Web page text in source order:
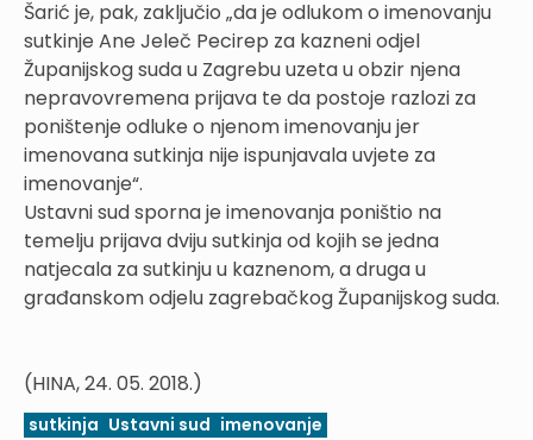
Šarić je, pak, zaključio „da je odlukom o imenovanju
sutkinje Ane Jeleč Pecirep za kazneni odjel
Županijskog suda u Zagrebu uzeta u obzir njena
nepravovremena prijava te da postoje razlozi za
poništenje odluke o njenom imenovanju jer
imenovana sutkinja nije ispunjavala uvjete za
imenovanje“.
Ustavni sud sporna je imenovanja poništio na
temelju prijava dviju sutkinja od kojih se jedna
natjecala za sutkinju u kaznenom, a druga u
građanskom odjelu zagrebačkog Županijskog suda.
(HINA, 24. 05. 2018.)
sutkinja Ustavni sud imenovanje